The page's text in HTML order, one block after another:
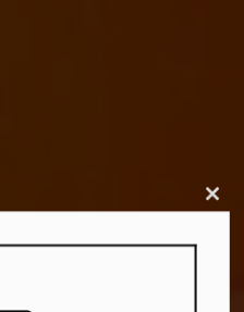
Close